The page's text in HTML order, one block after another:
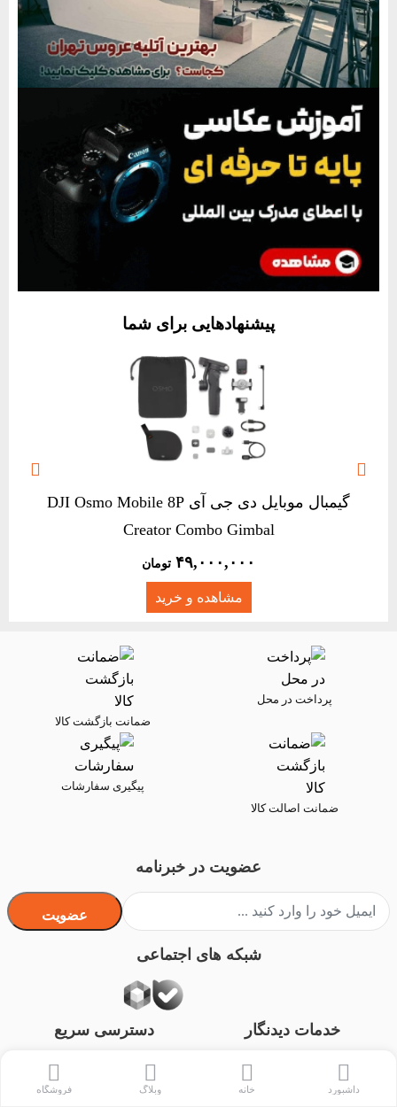
پیشنهادهایی برای شما
گیمبال موبایل دی جی آی DJI Osmo Mobile 8P
Creator Combo Gimbal
۴۹,۰۰۰,۰۰۰ تومان
مشاهده و خرید
 
داشبورد خانه وبلاگ فروشگاه
پرداخت در محل
ضمانت بازگشت کالا
ضمانت اصالت کالا
پیگیری سفارشات
خدمات دیدنگار
تعمیرگاه دیدنگار
دسترسی سریع
شرایط و قوانین
عضویت در خبرنامه
عضویت
شبکه های اجتماعی